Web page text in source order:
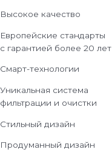
Высокое качество
Европейские стандарты
с гарантией более 20 лет
Смарт-технологии
Уникальная система
фильтрации и очистки
Стильный дизайн
Продуманный дизайн